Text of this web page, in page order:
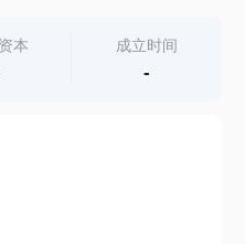
本 成立时间
-